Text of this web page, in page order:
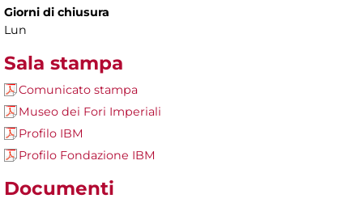
Giorni di chiusura
Lun
Sala stampa
Comunicato stampa
Museo dei Fori Imperiali
Profilo IBM
Profilo Fondazione IBM
Documenti